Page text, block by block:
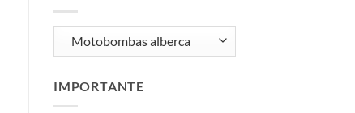
IMPORTANTE